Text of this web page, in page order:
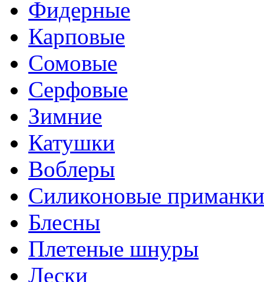
Фидерные
Карповые
Сомовые
Серфовые
Зимние
Катушки
Воблеры
Силиконовые приманки
Блесны
Плетеные шнуры
Лески